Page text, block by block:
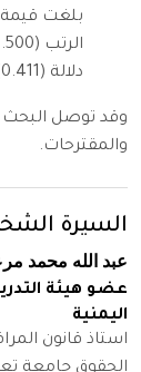
دلالة (0.411) وهي قيمة أكبر من (0.05 =α).
وقد توصل البحث
والمقترحات.
السيرة
عبد الله محمد
عضو هيئة
اليمنية
استاذ قانون